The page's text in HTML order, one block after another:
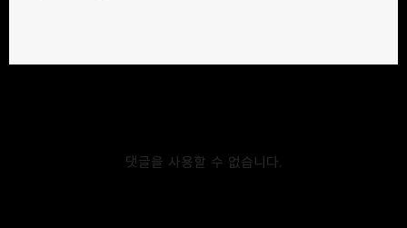
댓글을 사용할 수 없습니다.